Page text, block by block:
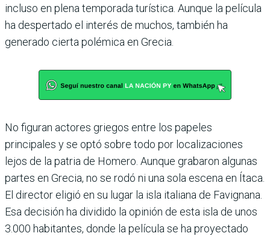
incluso en plena temporada turística. Aunque la película
ha despertado el interés de muchos, también ha
generado cierta polémica en Grecia.
No figuran actores griegos entre los papeles
principales y se optó sobre todo por localizaciones
lejos de la patria de Homero. Aunque grabaron algunas
partes en Grecia, no se rodó ni una sola escena en Ítaca.
El director eligió en su lugar la isla italiana de Favignana.
Esa decisión ha dividido la opinión de esta isla de unos
3.000 habitantes, donde la película se ha proyectado